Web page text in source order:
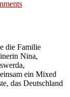
die Familie
Nina,
ein Mixed
das Deutschland